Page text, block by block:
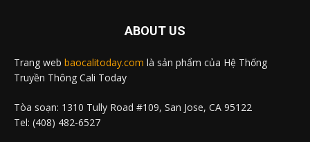
ABOUT US
Trang web baocalitoday.com là sản phẩm của Hệ Thống
Truyền Thông Cali Today
Tòa soạn: 1310 Tully Road #109, San Jose, CA 95122
Tel: (408) 482-6527